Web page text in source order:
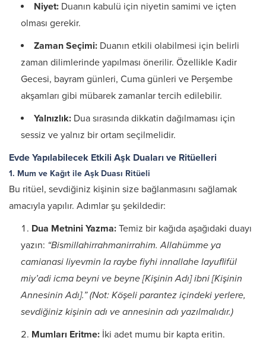
Niyet: Duanın kabulü için niyetin samimi ve içten
olması gerekir.
Zaman Seçimi: Duanın etkili olabilmesi için belirli
zaman dilimlerinde yapılması önerilir. Özellikle Kadir
Gecesi, bayram günleri, Cuma günleri ve Perşembe
akşamları gibi mübarek zamanlar tercih edilebilir.​
Yalnızlık: Dua sırasında dikkatin dağılmaması için
sessiz ve yalnız bir ortam seçilmelidir.​
Evde Yapılabilecek Etkili Aşk Duaları ve Ritüelleri
1. Mum ve Kağıt ile Aşk Duası Ritüeli
Bu ritüel, sevdiğiniz kişinin size bağlanmasını sağlamak
amacıyla yapılır. Adımlar şu şekildedir:​
Dua Metnini Yazma: Temiz bir kağıda aşağıdaki duayı
yazın:​ “Bismillahirrahmanirrahim. Allahümme ya
camianasi liyevmin la raybe fiyhi innallahe layuflifül
miy’adi icma beyni ve beyne [Kişinin Adı] ibni [Kişinin
Annesinin Adı].” (Not: Köşeli parantez içindeki yerlere,
sevdiğiniz kişinin adı ve annesinin adı yazılmalıdır.)
Mumları Eritme: İki adet mumu bir kapta eritin.​